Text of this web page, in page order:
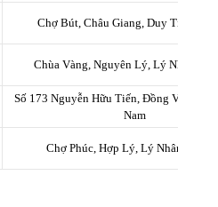
Chợ Bút, Châu Giang, Duy Tiên, Hà
Chùa Vàng, Nguyên Lý, Lý Nhân, Hà
Số 173 Nguyễn Hữu Tiến, Đồng Văn,
Nam
Chợ Phúc, Hợp Lý, Lý Nhân, Hà